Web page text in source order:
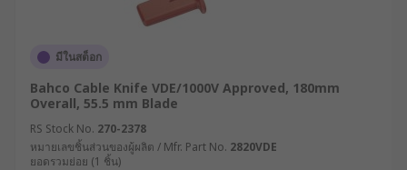
มีในสต็อก
Bahco Cable Knife VDE/1000V Approved, 180mm
Overall, 55.5 mm Blade
RS Stock No. 270-2378
หมายเลขชิ้นส่วนของผู้ผลิต / Mfr. Part No. 2820VDE
ยอดรวมย่อย (1 ชิ้น)